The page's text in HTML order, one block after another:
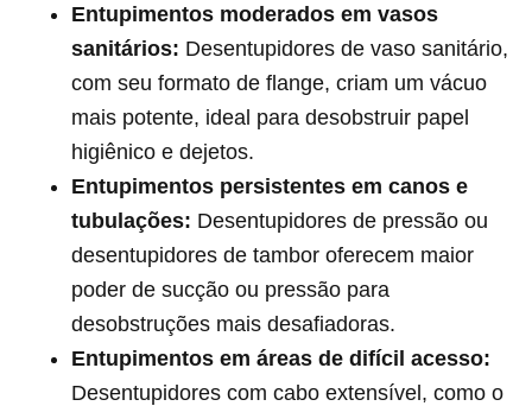
Entupimentos moderados em vasos
sanitários: Desentupidores de vaso sanitário,
com seu formato de flange, criam um vácuo
mais potente, ideal para desobstruir papel
higiênico e dejetos.
Entupimentos persistentes em canos e
tubulações: Desentupidores de pressão ou
desentupidores de tambor oferecem maior
poder de sucção ou pressão para
desobstruções mais desafiadoras.
Entupimentos em áreas de difícil acesso:
Desentupidores com cabo extensível, como o